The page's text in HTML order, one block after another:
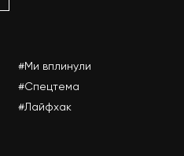
#Ми вплинули
#Спецтема
#Лайфхак